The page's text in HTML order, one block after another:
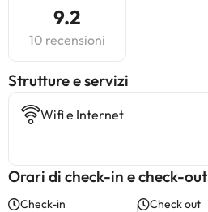
9.2
10 recensioni
​Strutture e servizi
Wifi e Internet
Orari di check-in e check-out
Check-in Check out